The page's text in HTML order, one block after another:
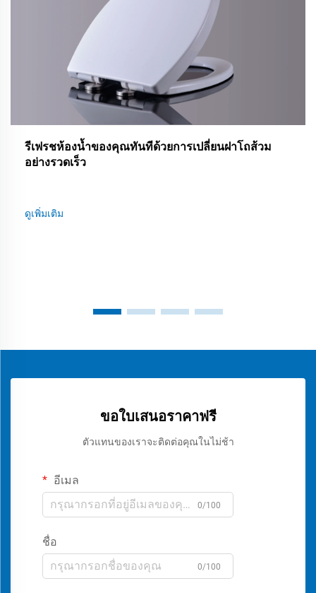
รีเฟรชห้องน้ำของคุณทันทีด้วยการเปลี่ยนฝาโถส้วม
อย่างรวดเร็ว
ดูเพิ่มเติม
ขอใบเสนอราคาฟรี
ตัวแทนของเราจะติดต่อคุณในไม่ช้า
อีเมล
0/100
ชื่อ
0/100